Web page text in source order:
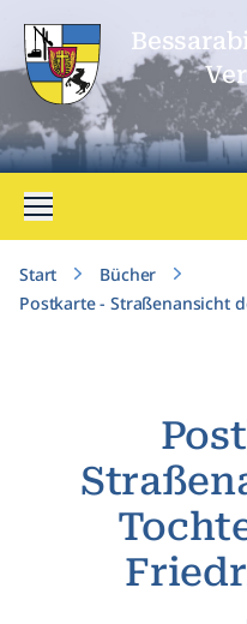
Menü öffnen
Start
Bücher
Postkarte - Straßenansicht